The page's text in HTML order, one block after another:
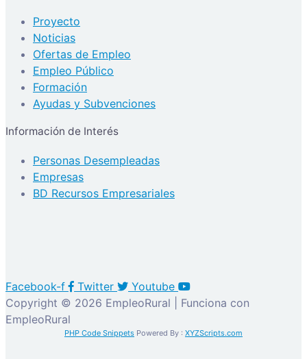
Proyecto
Noticias
Ofertas de Empleo
Empleo Público
Formación
Ayudas y Subvenciones
Información de Interés
Personas Desempleadas
Empresas
BD Recursos Empresariales
Facebook-f Twitter
Youtube
Copyright © 2026 EmpleoRural | Funciona con
EmpleoRural
PHP Code Snippets Powered By : XYZScripts.com